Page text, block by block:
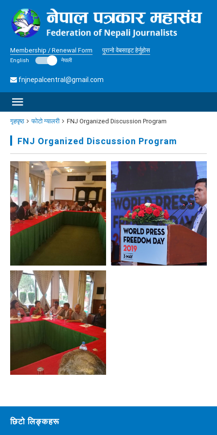
Membership / Renewal Form पुरानो वेबसाइट हेर्नुहोस
English नेपाली
fnjnepalcentral@gmail.com
गृहपृष्ठ फोटो ग्यालरी FNJ Organized Discussion Program
FNJ Organized Discussion Program
छिटो लिङ्कहरू